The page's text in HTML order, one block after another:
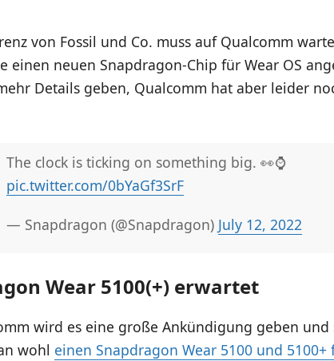
von Fossil und Co. muss auf Qualcomm
einen neuen Snapdragon-Chip für Wear OS
Details geben, Qualcomm hat aber leider
The clock is ticking on something big. 👀⌚
pic.twitter.com/0bYaGf3SrF
— Snapdragon (@Snapdragon) July 12, 2022
Wear 5100(+) erwartet
wird es eine große Ankündigung geben und
wohl einen Snapdragon Wear 5100 und